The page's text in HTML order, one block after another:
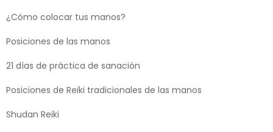
¿Cómo colocar tus manos?
Posiciones de las manos
21 días de práctica de sanación
Posiciones de Reiki tradicionales de las manos
Shudan Reiki